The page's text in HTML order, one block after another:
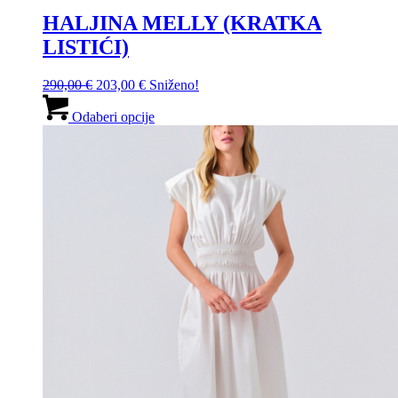
HALJINA MELLY (KRATKA
LISTIĆI)
290,00€ Izvorna
bila
203,00 €Trenutna
je:
Sniženo!
Odaberi opcijeproizvod
varijanti.
Opcije
mogu
odabrati
na
stranici
proizvoda